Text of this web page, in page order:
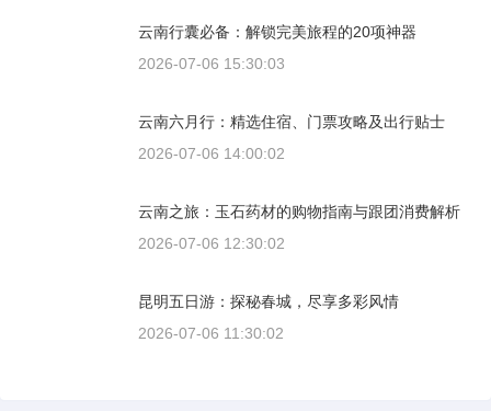
云南行囊必备：解锁完美旅程的20项神器
2026-07-06 15:30:03
云南六月行：精选住宿、门票攻略及出行贴士
2026-07-06 14:00:02
云南之旅：玉石药材的购物指南与跟团消费解析
2026-07-06 12:30:02
昆明五日游：探秘春城，尽享多彩风情
2026-07-06 11:30:02